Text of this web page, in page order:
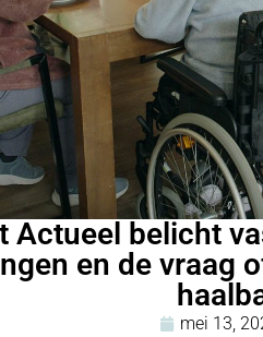
Actueel belicht
en de vraag
mei 13,